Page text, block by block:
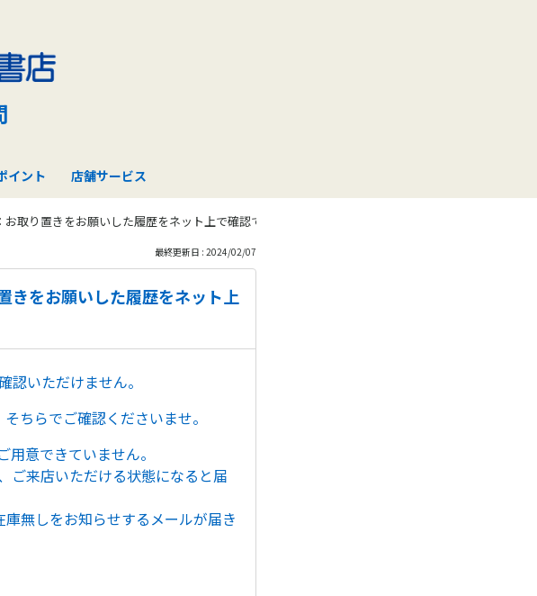
イント 店舗サービス
る
取り置きをお願いした履歴をネット上で確認できますか？
最終更新日 : 2024/02/07
きをお願いした履歴をネット上
いただけません。
ちらでご確認くださいませ。
意できていません。
ご来店いただける状態になると届
無しをお知らせするメールが届き